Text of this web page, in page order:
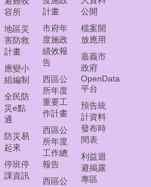
容所
地區災
害防救
計畫
應變小
組編制
全民防
災e點
通
防災易
起來
停班停
課資訊
計畫
市府年
度施政
績效報
告
西區公
所年度
重要工
作計畫
西區公
所年度
工作總
報告
西區公
公開
檔案開
放應用
嘉義市
政府
OpenData
平台
預告統
計資料
發布時
間表
利益迴
避揭露
專區